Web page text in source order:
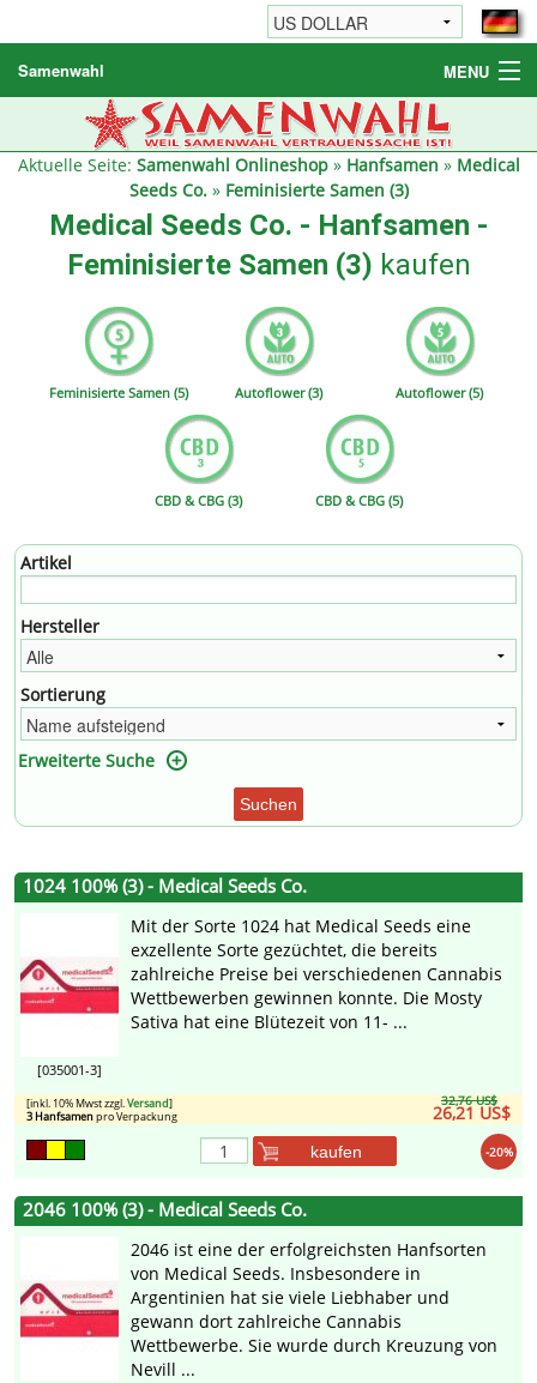
Samenwahl MENU
Hanfsamen
Weitere Produkte
Reseller
Aktuelle Seite: Samenwahl Onlineshop» Hanfsamen » Medical
Seeds Co.» Feminisierte Samen (3)
Medical Seeds Co. - Hanfsamen -
Feminisierte Samen (3) kaufen
Feminisierte Samen (5) Autoflower (3) Autoflower (5)
CBD & CBG (3) CBD & CBG (5)
Artikel
Hersteller
Sortierung
Erweiterte Suche
Suchen
1024 100% (3) - Medical Seeds Co.
[035001-3]
Mit der Sorte 1024 hat Medical Seeds eine
exzellente Sorte gezüchtet, die bereits
zahlreiche Preise bei verschiedenen Cannabis
Wettbewerben gewinnen konnte. Die Mosty
Sativa hat eine Blütezeit von 11- ...
32,76 US$
26,21 US$
[inkl. 10% Mwst zzgl.Versand]
3 Hanfsamenpro Verpackung
-20%
kaufen
2046 100% (3) - Medical Seeds Co.
2046 ist eine der erfolgreichsten Hanfsorten
von Medical Seeds. Insbesondere in
Argentinien hat sie viele Liebhaber und
gewann dort zahlreiche Cannabis
Wettbewerbe. Sie wurde durch Kreuzung von
Nevill ...